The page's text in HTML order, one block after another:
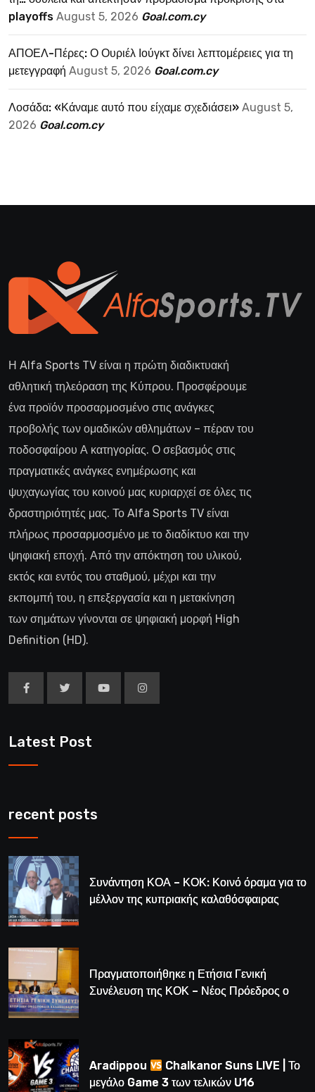
playoffs August 5, 2026 Goal.com.cy
ΑΠΟΕΛ-Πέρες: Ο Ουριέλ Ιούγκτ δίνει λεπτομέρειες για τη
μετεγγραφή August 5, 2026 Goal.com.cy
Λοσάδα: «Κάναμε αυτό που είχαμε σχεδιάσει» August 5,
2026 Goal.com.cy
Η Alfa Sports TV είναι η πρώτη διαδικτυακή
αθλητική τηλεόραση της Κύπρου. Προσφέρουμε
ένα προϊόν προσαρμοσμένο στις ανάγκες
προβολής των ομαδικών αθλημάτων – πέραν του
ποδοσφαίρου Α κατηγορίας. Ο σεβασμός στις
πραγματικές ανάγκες ενημέρωσης και
ψυχαγωγίας του κοινού μας κυριαρχεί σε όλες τις
δραστηριότητές μας. Το Alfa Sports TV είναι
πλήρως προσαρμοσμένο με το διαδίκτυο και την
ψηφιακή εποχή. Από την απόκτηση του υλικού,
εκτός και εντός του σταθμού, μέχρι και την
εκπομπή του, η επεξεργασία και η μετακίνηση
των σημάτων γίνονται σε ψηφιακή μορφή High
Definition (HD).
Latest Post
recent posts
Συνάντηση ΚΟΑ – ΚΟΚ: Κοινό όραμα για το
μέλλον της κυπριακής καλαθόσφαιρας
Πραγματοποιήθηκε η Ετήσια Γενική
Συνέλευση της ΚΟΚ – Νέος Πρόεδρος ο
Aradippou
Chalkanor Suns LIVE | Το
μεγάλο Game 3 των τελικών U16